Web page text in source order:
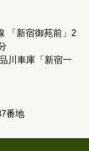
「新宿御苑前」2
川車庫「新宿一
番地